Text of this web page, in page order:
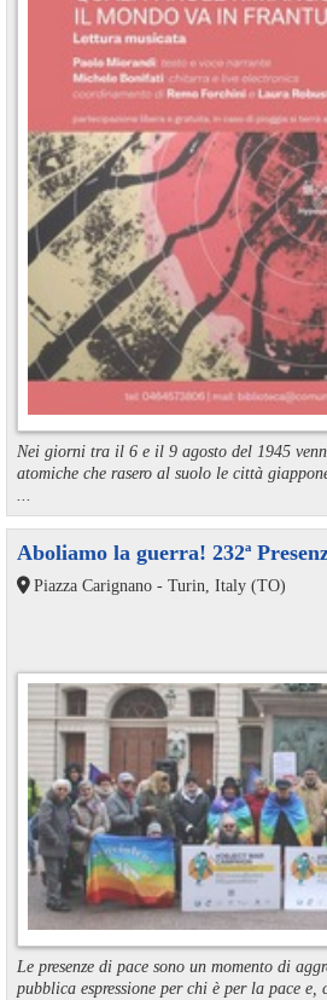
Nei giorni tra il 6 e il 9 agosto del 1945
atomiche che rasero al suolo le città
Aboliamo la guerra! 232ª
Piazza Carignano - Turin, Italy (TO)
Le presenze di pace sono un momento di
pubblica espressione per chi è per la pace e,